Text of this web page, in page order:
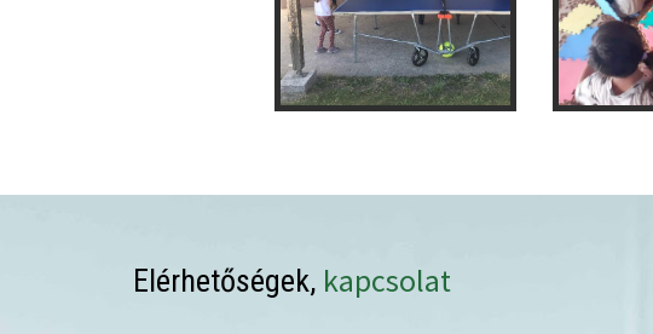
Elérhetőségek, kapcsolat